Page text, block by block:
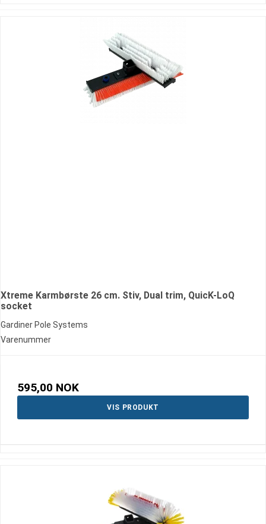
Xtreme Karmbørste 26 cm. Stiv, Dual trim, QuicK-LoQ
socket
Gardiner Pole Systems
Varenummer
595,00 NOK
VIS PRODUKT